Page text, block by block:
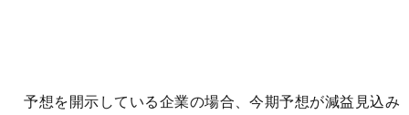
予想を開示している企業の場合、今期予想が減益見込み